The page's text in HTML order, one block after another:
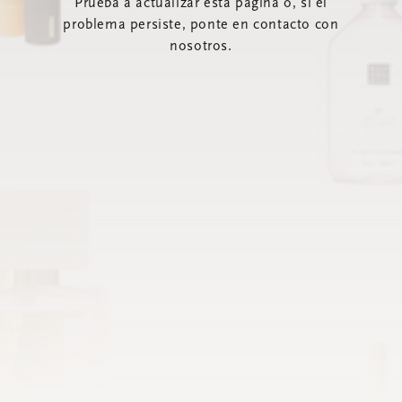
Prueba a actualizar esta página o, si el
problema persiste, ponte en contacto con
nosotros.